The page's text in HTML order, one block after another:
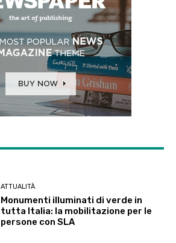
ATTUALITÀ
Monumenti illuminati di verde in
tutta Italia: la mobilitazione per le
persone con SLA